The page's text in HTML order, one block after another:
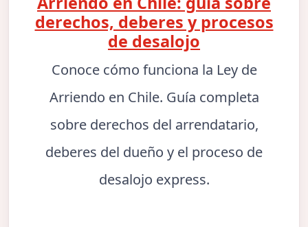
derechos, deberes y procesos
de desalojo
Conoce cómo funciona la Ley de
Arriendo en Chile. Guía completa
sobre derechos del arrendatario,
deberes del dueño y el proceso de
desalojo express.